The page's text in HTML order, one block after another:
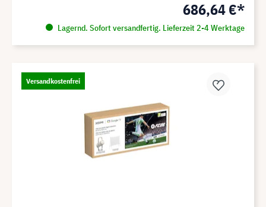
686,64 €*
Lagernd. Sofort versandfertig. Lieferzeit 2-4 Werktage
Versandkostenfrei